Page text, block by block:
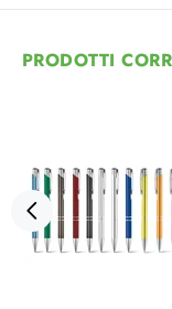
PRODOTTI